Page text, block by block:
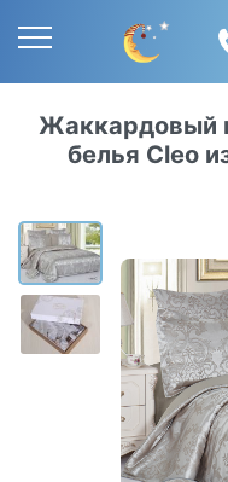
Жаккардовый
белья Cleo